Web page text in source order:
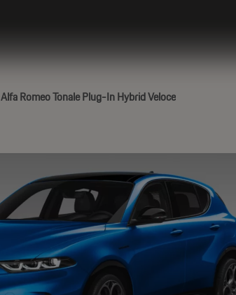
Alfa Romeo Tonale Plug-In Hybrid Veloce